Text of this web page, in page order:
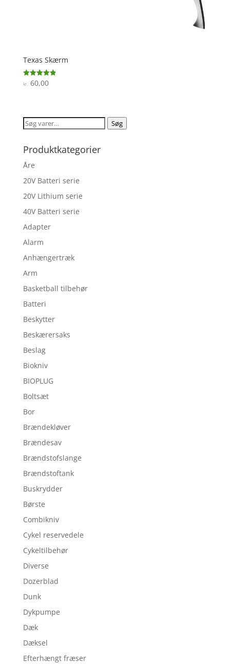
Texas Skærm
Vurderet
4.9
kr.60,00
Søg
Søg
Produktkategorier
Åre
20V Batteri serie
20V Lithium serie
40V Batteri serie
Adapter
Alarm
Anhængertræk
Arm
Basketball tilbehør
Batteri
Beskytter
Beskærersaks
Beslag
Biokniv
BIOPLUG
Boltsæt
Bor
Brændekløver
Brændesav
Brændstofslange
Brændstoftank
Buskrydder
Børste
Combikniv
Cykel reservedele
Cykeltilbehør
Diverse
Dozerblad
Dunk
Dykpumpe
Dæk
Dæksel
Efterhængt fræser